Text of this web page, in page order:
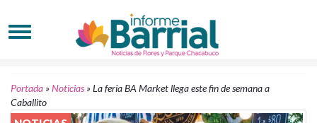
Portada »Noticias »La feria BA Market llega este fin de semana a
Caballito